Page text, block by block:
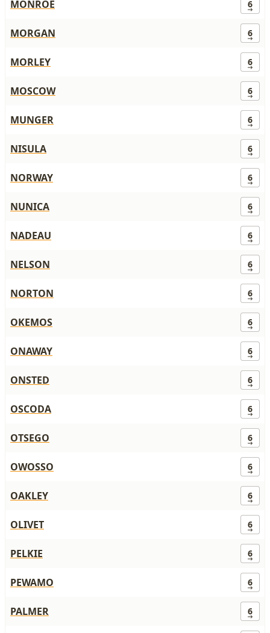
MONROE 6
MORGAN 6
MORLEY 6
MOSCOW 6
MUNGER 6
NISULA 6
NORWAY 6
NUNICA 6
NADEAU 6
NELSON 6
NORTON 6
OKEMOS 6
ONAWAY 6
ONSTED 6
OSCODA 6
OTSEGO 6
OWOSSO 6
OAKLEY 6
OLIVET 6
PELKIE 6
PEWAMO 6
PALMER 6